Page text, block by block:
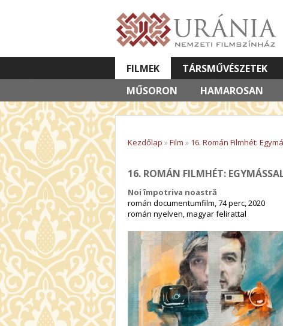
FILMEK
MŰSORON
HAMAROSAN
TÁRSMŰVÉSZETEK
VETÍTETT KÉPES ELŐADÁSOK
Kezdőlap »Film » 16. Román Filmhét:
16. ROMÁN FILMHÉT:
Noi împotriva noastră
román documentumfilm, 74 perc, 2020
román nyelven, magyar felirattal